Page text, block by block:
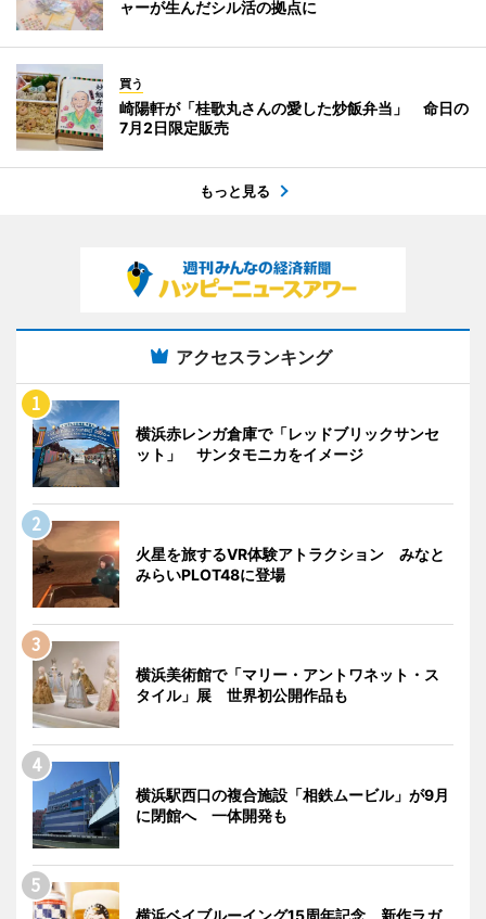
ャーが生んだシル活の拠点に
買う
崎陽軒が「桂歌丸さんの愛した炒飯弁当」 命日の
7月2日限定販売
もっと見る
アクセスランキング
横浜赤レンガ倉庫で「レッドブリックサンセ
ット」 サンタモニカをイメージ
火星を旅するVR体験アトラクション みなと
みらいPLOT48に登場
横浜美術館で「マリー・アントワネット・ス
タイル」展 世界初公開作品も
横浜駅西口の複合施設「相鉄ムービル」が9月
に閉館へ 一体開発も
横浜ベイブルーイング15周年記念 新作ラガ